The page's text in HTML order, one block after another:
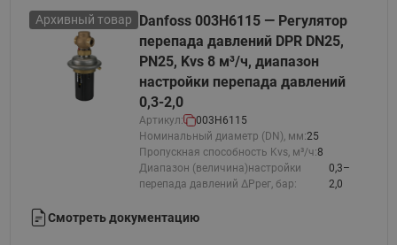
Архивный товар
Danfoss 003H6115 — Регулятор
перепада давлений DPR DN25,
PN25, Kvs 8 м³/ч, диапазон
настройки перепада давлений
0,3-2,0
Артикул:
003H6115
Номинальный диаметр (DN), мм:25
Пропускная способность Kvs, м³/ч:8
Диапазон (величина)настройки
перепада давлений ΔРрег, бар:
0,3–
2,0
Смотреть документацию